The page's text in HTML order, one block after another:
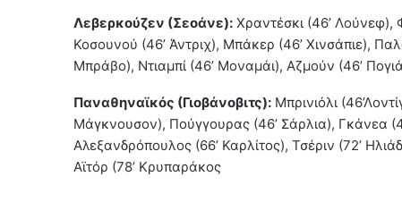
Λεβερκούζεν (Σεοάνε): Χραντέσκι (46’
Κοσουνού (46’ Άντριχ), Μπάκερ (46’ Χινσάπιε),
Μπράβο), Ντιαμπί (46’ Μοναμάι), Αζμούν (46’
Παναθηναϊκός (Γιοβάνοβιτς): Μπρινιόλι
Μάγκνουσον), Πούγγουρας (46’ Σάρλια), Γκάνεα
Αλεξανδρόπουλος (66’ Καρλίτος), Τσέριν (72’
Αϊτόρ (78’ Κρυπαράκος